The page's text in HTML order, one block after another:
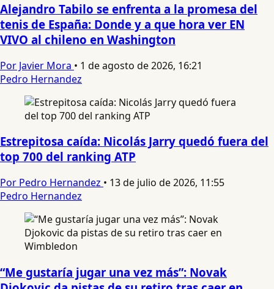
Alejandro Tabilo se enfrenta a la promesa del
tenis de España: Donde y a que hora ver EN
VIVO al chileno en Washington
Por Javier Mora • 1 de agosto de 2026, 16:21
Pedro Hernandez
Estrepitosa caída: Nicolás Jarry quedó fuera del
top 700 del ranking ATP
Por Pedro Hernandez • 13 de julio de 2026, 11:55
Pedro Hernandez
“Me gustaría jugar una vez más”: Novak